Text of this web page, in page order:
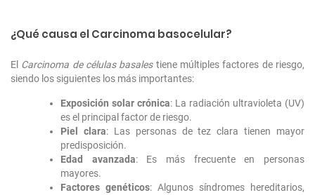
¿Qué causa el Carcinoma basocelular?
El Carcinoma de células basalestiene múltiples factores de riesgo,
siendo los siguientes los más importantes:
Exposición solar crónica: La radiación ultravioleta (UV)
es el principal factor de riesgo.
Piel clara: Las personas de tez clara tienen mayor
predisposición.
Edad avanzada: Es más frecuente en personas
mayores.
Factores genéticos: Algunos síndromes hereditarios,